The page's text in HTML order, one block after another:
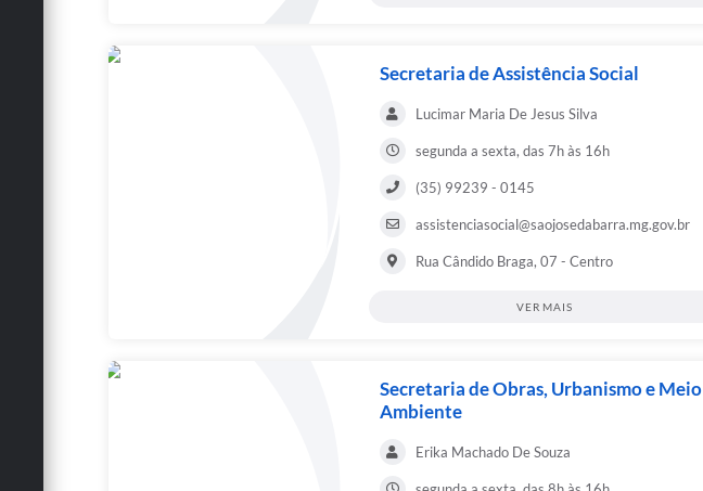
Secretaria de Assistência Social
Lucimar Maria De Jesus Silva
segunda a sexta, das 7h às 16h
(35) 99239 - 0145
assistenciasocial@saojosedabarra.mg.gov.br
Rua Cândido Braga, 07 - Centro
VER MAIS
Secretaria de Obras, Urbanismo e Meio
Ambiente
Erika Machado De Souza